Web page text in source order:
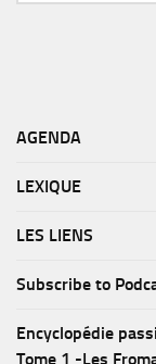
AGENDA
LEXIQUE
LES LIENS
Subscribe to
Encyclopédie
Tome 1 -Les